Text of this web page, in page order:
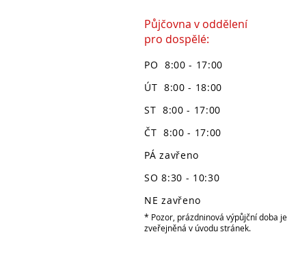
Půjčovna v oddělení
pro dospělé:
PO 8:00 - 17:00
ÚT 8:00 - 18:00
ST 8:00 - 17:00
ČT 8:00 - 17:00
PÁ zavřeno
SO 8:30 - 10:30
NE zavřeno
* Pozor, prázdninová výpůjční doba je
zveřejněná v úvodu stránek.